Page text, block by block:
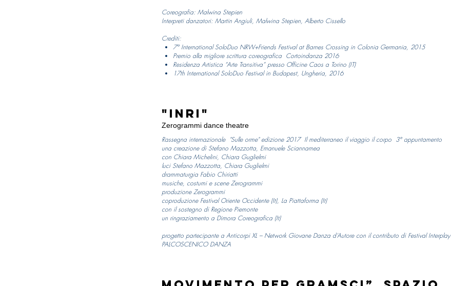
Coreografia: Malwina Stepien
Interpreti danzatori: Martin Angiuli, Malwina Stepien, Alberto Cissello
Crediti:
7° International SoloDuo NRW+Friends Festival at Barnes Crossing in Colonia Germania, 2015
Premio alla migliore scrittura coreografica Cortoindanza 2016
Residenza Artistica “Arte Transitiva” presso Officine Caos a Torino (IT)
17th International SoloDuo Festival in Budapest, Ungheria, 2016
"INRI"
Zerogrammi dance theatre
Rassegna internazionale "Sulle orme" edizione 2017 Il mediterraneo il viaggio il corpo 3° appuntamento
una creazione di Stefano Mazzotta, Emanuele Sciannamea
con Chiara Michelini, Chiara Guglielmi
luci Stefano Mazzotta, Chiara Guglielmi
drammaturgia Fabio Chiriatti
musiche, costumi e scene Zerogrammi
produzione Zerogrammi
coproduzione Festival Oriente Occidente (It), La Piattaforma (It)
con il sostegno di Regione Piemonte
un ringraziamento a Dimora Coreografica (It)
progetto partecipante a Anticorpi XL – Network Giovane Danza d’Autore con il contributo di Festival Interplay
PALCOSCENICO DANZA